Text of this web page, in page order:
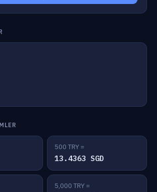
500 TRY =
13.4363 SGD
5,000 TRY =